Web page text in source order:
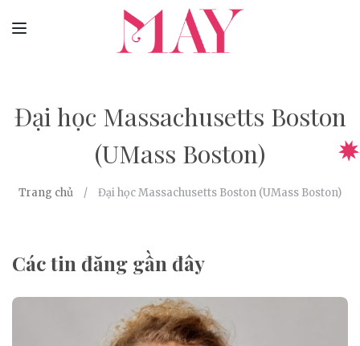
Đại học Massachusetts Boston
(UMass Boston)
Trang chủ Đại học Massachusetts Boston (UMass Boston)
Các tin đăng gần đây